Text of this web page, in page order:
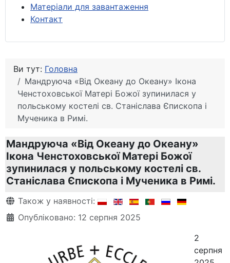
Матеріали для завантаження
Контакт
Ви тут: Головна
Мандруюча «Від Океану до Океану» Ікона
Ченстоховської Матері Божої зупинилася у
польському костелі св. Станіслава Єпископа і
Мученика в Римі.
Мандруюча «Від Океану до Океану»
Ікона Ченстоховської Матері Божої
зупинилася у польському костелі св.
Станіслава Єпископа і Мученика в Римі.
Деталі
Також у наявності:
Опубліковано: 12 серпня 2025
2
серпня